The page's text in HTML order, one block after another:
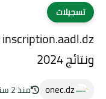
تسجيلات
ونتائج 2024
onec.dz منذ 2 سنة